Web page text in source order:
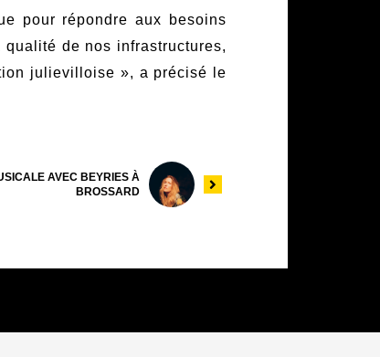
pour répondre aux besoins
qualité de nos infrastructures,
julievilloise », a précisé le
AVEC BEYRIES À
BROSSARD